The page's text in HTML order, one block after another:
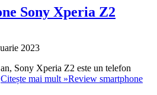
Sony Xperia Z2
2023
Sony Xperia Z2 este un telefon
Citește mai mult »Review smartphone